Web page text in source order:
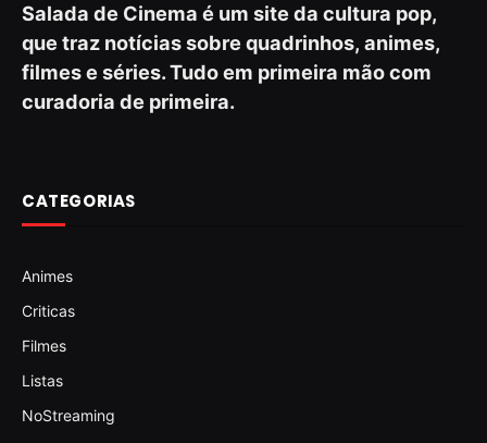
Salada de Cinema é um site da cultura pop,
que traz notícias sobre quadrinhos, animes,
filmes e séries. Tudo em primeira mão com
curadoria de primeira.
CATEGORIAS
Animes
Criticas
Filmes
Listas
NoStreaming